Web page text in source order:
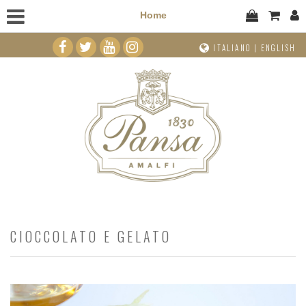
Home
ITALIANO | ENGLISH
CIOCCOLATO E GELATO